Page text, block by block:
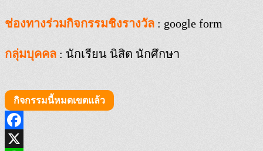
ช่องทางร่วมกิจกรรมชิงรางวัล : google form
กลุ่มบุคคล : นักเรียน นิสิต นักศึกษา
กิจกรรมนี้หมดเขตแล้ว
Facebook